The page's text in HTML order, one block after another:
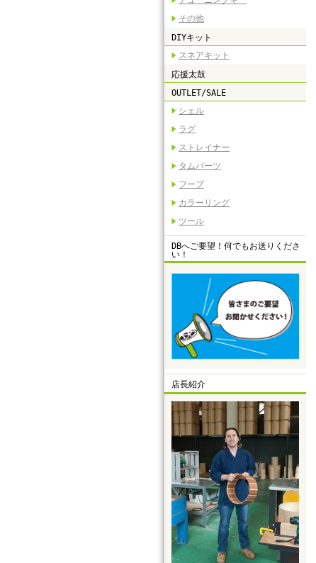
その他
DIYキット
スネアキット
応援太鼓
OUTLET/SALE
シェル
ラグ
ストレイナー
タムパーツ
フープ
カラーリング
ツール
DBへご要望！何でもお送りくださ
い！
店長紹介